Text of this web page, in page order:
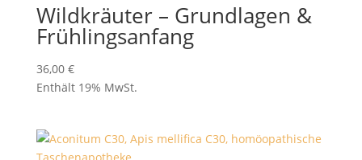
Wildkräuter – Grundlagen &
Frühlingsanfang
36,00 €
Enthält 19% MwSt.